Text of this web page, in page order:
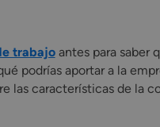
trabajoantes para saber
podrías aportar a la
las características de la